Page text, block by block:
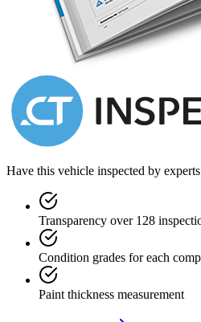
Der Motor hatte erneut an
80 bhp (59 kW) bei 4400
Höchstgeschwindigkeit von
ein besonderer Erfolg der
Carlo ein: Ein Mark III trug in
ZUBEHÖRANGABEN
Zwischenverkauf und Irrtümer
----.
Have this vehicle inspected by
Transparency over 128
Condition grades for each
Paint thickness measurement